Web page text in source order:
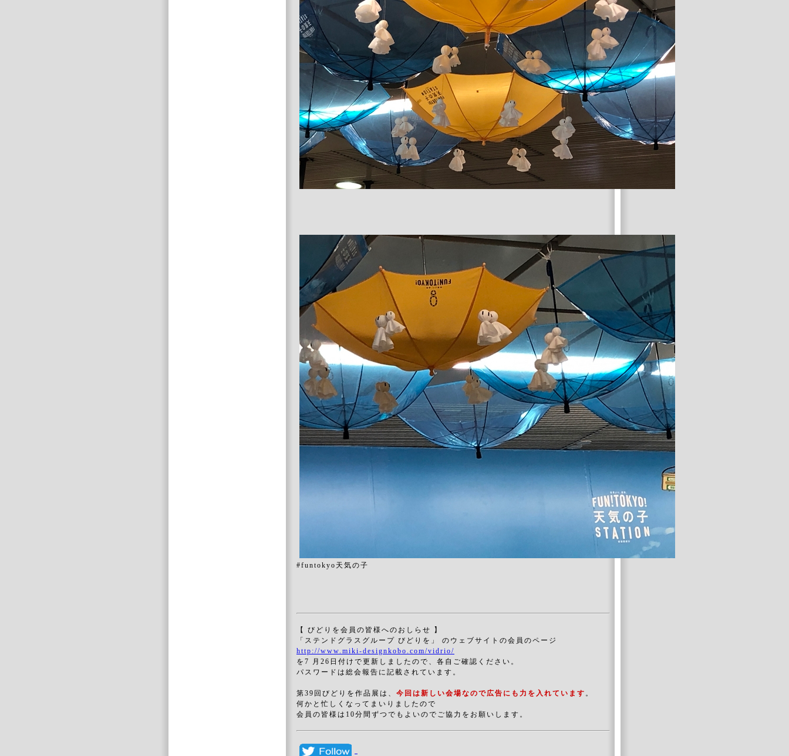
#funtokyo天気の子
【 びどりを会員の皆様へのおしらせ 】
「ステンドグラスグループ びどりを」 のウェブサイトの会員のページ
http://www.miki-designkobo.com/vidrio/
を7 月26日付けで更新しましたので、各自ご確認ください。
パスワードは総会報告に記載されています。
第39回びどりを作品展は、 今回は新しい会場なので広告にも力を入れています 。
何かと忙しくなってまいりましたので
会員の皆様は10分間ずつでもよいのでご協力をお願いします。